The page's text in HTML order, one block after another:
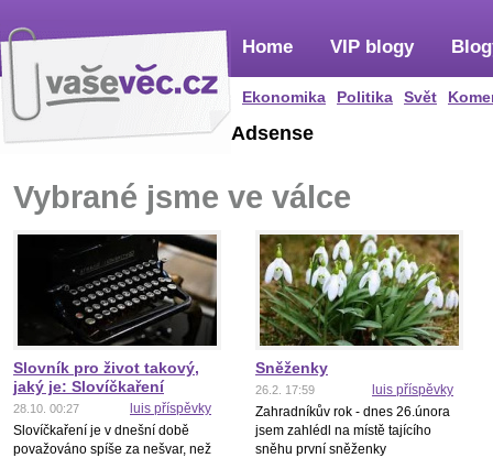
Home
Ekonomika Politika Svět
VIP blogy
Adsense
Vybrané jsme ve válce
Slovník pro život takový,
jaký je: Slovíčkaření
28.10. 00:27
luis příspěvky
Slovíčkaření je v dnešní době
považováno spíše za nešvar, než
Sněženky
26.2. 17:59
luis příspěvky
Zahradníkův rok - dnes 26.února
jsem zahlédl na místě tajícího
sněhu první sněženky